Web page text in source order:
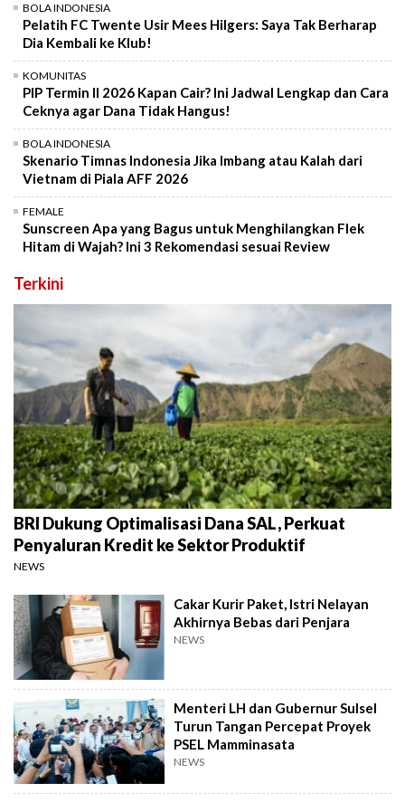
BOLA INDONESIA
Pelatih FC Twente Usir Mees Hilgers: Saya Tak Berharap
Dia Kembali ke Klub!
KOMUNITAS
PIP Termin II 2026 Kapan Cair? Ini Jadwal Lengkap dan Cara
Ceknya agar Dana Tidak Hangus!
BOLA INDONESIA
Skenario Timnas Indonesia Jika Imbang atau Kalah dari
Vietnam di Piala AFF 2026
FEMALE
Sunscreen Apa yang Bagus untuk Menghilangkan Flek
Hitam di Wajah? Ini 3 Rekomendasi sesuai Review
Terkini
BRI Dukung Optimalisasi Dana SAL, Perkuat
Penyaluran Kredit ke Sektor Produktif
NEWS
Cakar Kurir Paket, Istri Nelayan
Akhirnya Bebas dari Penjara
NEWS
Menteri LH dan Gubernur Sulsel
Turun Tangan Percepat Proyek
PSEL Mamminasata
NEWS